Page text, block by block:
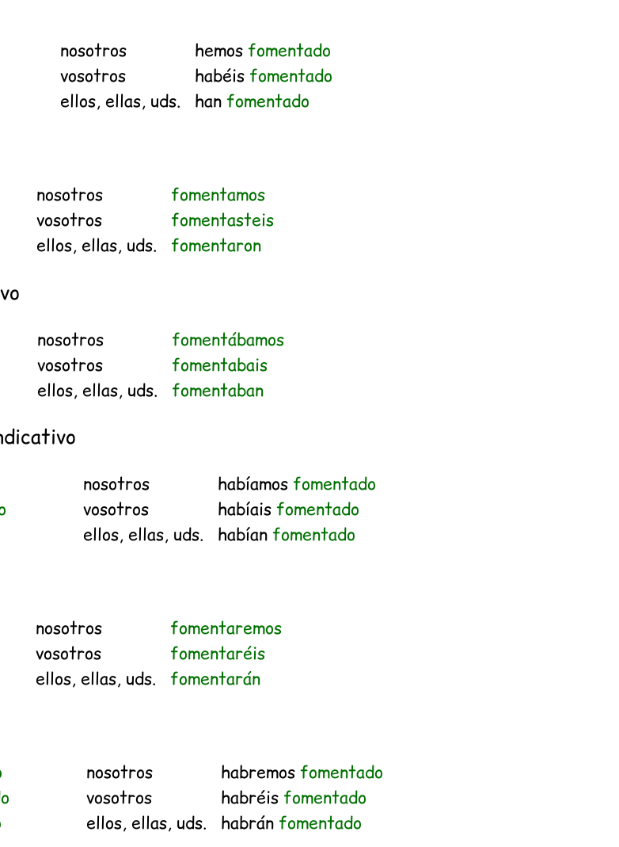
nosotros hemos fomentado
vosotros
habéis fomentado
ellos, ellas, uds.
han fomentado
nosotros
fomentamos
vosotros
fomentasteis
ellos, ellas, uds.
fomentaron
nosotros
fomentábamos
vosotros
fomentabais
ellos, ellas, uds.
fomentaban
nosotros habíamos fomentado
vosotros
habíais fomentado
ellos, ellas, uds.
habían fomentado
nosotros
fomentaremos
vosotros
fomentaréis
ellos, ellas, uds.
fomentarán
nosotros habremos fomentado
vosotros
habréis fomentado
ellos, ellas, uds.
habrán fomentado